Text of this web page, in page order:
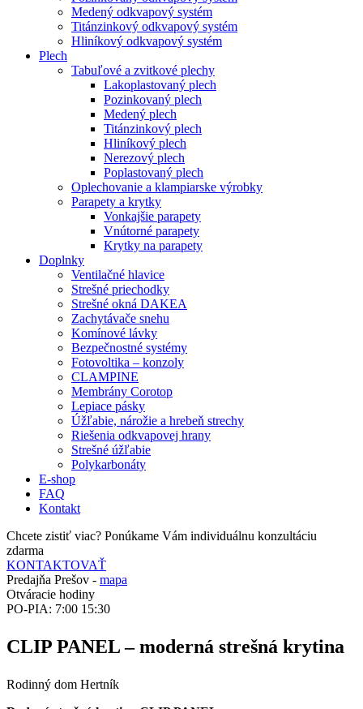
Medený odkvapový systém
Titánzinkový odkvapový systém
Hliníkový odkvapový systém
Plech
Tabuľové a zvitkové plechy
Lakoplastovaný plech
Pozinkovaný plech
Medený plech
Titánzinkový plech
Hliníkový plech
Nerezový plech
Poplastovaný plech
Oplechovanie a klampiarske výrobky
Parapety a krytky
Vonkajšie parapety
Vnútorné parapety
Krytky na parapety
Doplnky
Ventilačné hlavice
Strešné priechodky
Strešné okná DAKEA
Zachytávače snehu
Komínové lávky
Bezpečnostné systémy
Fotovoltika – konzoly
CLAMPINE
Membrány Corotop
Lepiace pásky
Úžľabie, nárožie a hrebeň strechy
Riešenia odkvapovej hrany
Strešné úžľabie
Polykarbonáty
E-shop
FAQ
Kontakt
Chcete zistiť viac? Ponúkame Vám individuálnu konzultáciu
zdarma
KONTAKTOVAŤ
Predajňa Prešov - mapa
Otváracie hodiny
PO-PIA: 7:00 15:30
CLIP PANEL – moderná strešná krytina
Rodinný dom Hertník